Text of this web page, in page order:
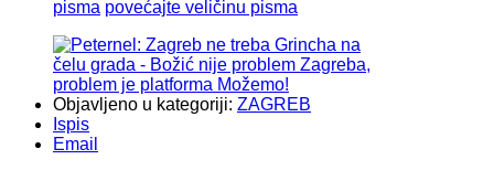
pisma povećajte veličinu pisma
Objavljeno u kategoriji: ZAGREB
Ispis
Email